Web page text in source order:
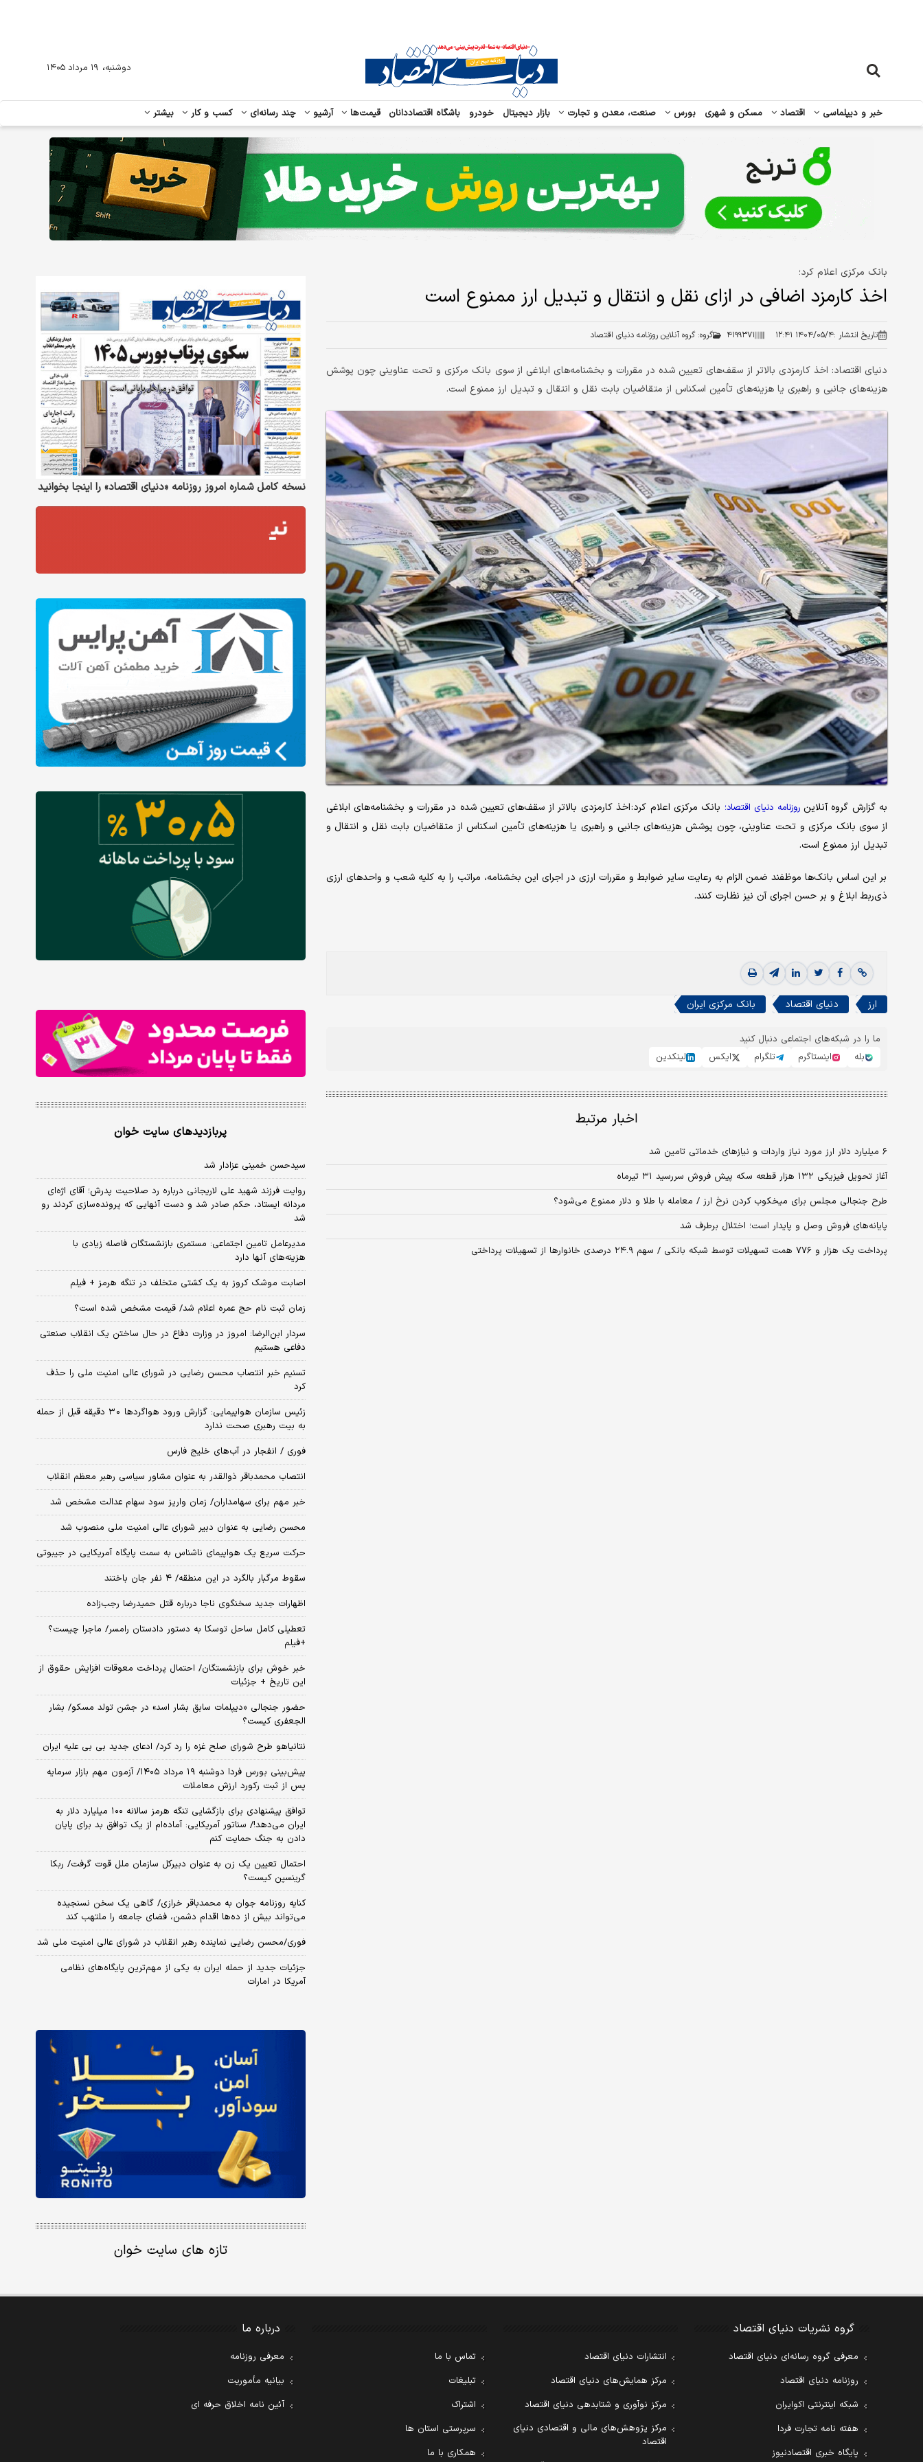
خبر و دیپلماسی اقتصاد مسکن و شهری بورس صنعت، معدن و تجارت بازار دیجیتال خودرو باشگاه اقتصاددانان قیمت‌ها آرشیو چند رسانه‌ای کسب و کار بیشتر
دوشنبه، ۱۹ مرداد ۱۴۰۵
بانک مرکزی اعلام کرد؛
اخذ کارمزد اضافی در ازای نقل و انتقال و تبدیل ارز ممنوع است
تاریخ انتشار :۱۴۰۴/۰۵/۴ ۱۲:۴۱ ۴۱۹۹۳۷۱ گروه: گروه آنلاین روزنامه دنیای اقتصاد
دنیای اقتصاد: اخذ کارمزدی بالاتر از سقف‌های تعیین شده در مقررات و بخشنامه‌های ابلاغی از سوی بانک مرکزی و تحت عناوینی چون پوشش
هزینه‌های جانبی و راهبری یا هزینه‌های تأمین اسکناس از متقاضیان بابت نقل و انتقال و تبدیل ارز ممنوع است.
به گزارش گروه آنلاین روزنامه دنیای اقتصاد؛ بانک مرکزی اعلام کرد: اخذ کارمزدی بالاتر از سقف‌های تعیین شده در مقررات و بخشنامه‌های ابلاغی
از سوی بانک مرکزی و تحت عناوینی، چون پوشش هزینه‌های جانبی و راهبری یا هزینه‌های تأمین اسکناس از متقاضیان بابت نقل و انتقال و
تبدیل ارز ممنوع است.
بر این اساس بانک‌ها موظفند ضمن الزام به رعایت سایر ضوابط و مقررات ارزی در اجرای این بخشنامه، مراتب را به کلیه شعب و واحد‌های ارزی
ذی‌ربط ابلاغ و بر حسن اجرای آن نیز نظارت کنند.
ارز دنیای اقتصاد بانک مرکزی ایران
ما را در شبکه‌های اجتماعی دنبال کنید
بله
اینستاگرم تلگرام ایکس لینکدین
اخبار مرتبط
۶ میلیارد دلار ارز مورد نیاز واردات و نیازهای خدماتی تامین شد
آغاز تحویل فیزیکی ۱۳۲ هزار قطعه سکه پیش فروش سررسید ۳۱ تیرماه
طرح جنجالی مجلس برای میخکوب کردن نرخ ارز / معامله با طلا و دلار ممنوع می‌شود؟
پایانه‌های فروش وصل و پایدار است؛ اختلال برطرف شد
پرداخت یک هزار و ۷۷۶ همت تسهیلات توسط شبکه بانکی / سهم ۲۴.۹ درصدی خانوارها از تسهیلات پرداختی
نسخه کامل شماره امروز روزنامه «دنیای‌ اقتصاد» را اینجا بخوانید
پربازدیدهای سایت خوان
سیدحسن خمینی عزادار شد
روایت فرزند شهید علی لاریجانی درباره رد صلاحیت پدرش؛ آقای اژه‌ای
مردانه ایستاد، حکم صادر شد و دست آنهایی که پرونده‌سازی کردند رو
شد
مدیرعامل تامین اجتماعی: مستمری بازنشستگان فاصله زیادی با
هزینه‌های آنها دارد
اصابت موشک کروز به یک کشتی متخلف در تنگه هرمز + فیلم
زمان ثبت‌ نام حج عمره اعلام شد/ قیمت مشخص شده است؟
سردار ابن‌الرضا: امروز در وزارت دفاع در حال ساختن یک انقلاب صنعتی
دفاعی هستیم
تسنیم خبر انتصاب محسن رضایی در شورای عالی امنیت ملی را حذف
کرد
زئیس سازمان هواپیمایی: گزارش ورود هواگردها ٣٠ دقیقه قبل از حمله
به بیت رهبری صحت ندارد
فوری / انفجار در آب‌های خلیج فارس
انتصاب محمدباقر ذوالقدر به عنوان مشاور سیاسی رهبر معظم انقلاب
خبر مهم برای سهامداران/ زمان واریز سود سهام عدالت مشخص شد
محسن رضایی به عنوان دبیر شورای عالی امنیت ملی منصوب شد
حرکت سریع یک هواپیمای ناشناس به سمت پایگاه آمریکایی در جیبوتی
سقوط مرگبار بالگرد در این منطقه/ ۴ نفر جان باختند
اظهارات جدید سخنگوی ناجا درباره قتل حمیدرضا رجب‌زاده
تعطیلی کامل ساحل توسکا به دستور دادستان رامسر/ ماجرا چیست؟
+فیلم
خبر خوش برای بازنشستگان/ احتمال پرداخت معوقات افزایش حقوق از
این تاریخ + جزئیات
حضور جنجالی «دیپلمات سابق بشار اسد» در جشن تولد مسکو/ بشار
الجعفری کیست؟
نتانیاهو طرح شورای صلح غزه را رد کرد/ ادعای جدید بی بی علیه ایران
​پیش‌بینی بورس فردا دوشنبه ۱۹ مرداد ۱۴۰۵/ آزمون مهم بازار سرمایه
پس از ثبت رکورد ارزش معاملات
توافق پیشنهادی برای بازگشایی تنگه هرمز سالانه ۱۰۰ میلیارد دلار به
ایران می‌دهد!/ سناتور آمریکایی: آماده‌ام از یک توافق بد برای پایان
دادن به جنگ حمایت کنم
احتمال تعیین یک زن به عنوان دبیرکل سازمان ملل قوت گرفت/ ربکا
گرینسپن کیست؟
کنایه روزنامه جوان به محمدباقر خرازی/ گاهی یک سخن نسنجیده
می‌تواند بیش از ده‌ها اقدام دشمن، فضای جامعه را ملتهب کند
فوری/محسن رضایی نماینده رهبر انقلاب در شورای عالی امنیت ملی شد
جزئیات جدید از حمله ایران به یکی از مهم‌ترین پایگاه‌های نظامی
آمریکا در امارات
تازه های سایت خوان
گروه نشریات دنیای اقتصاد
معرفی گروه رسانه‌ای دنیای اقتصاد
روزنامه دنیای اقتصاد
شبکه اینترنتی اکوایران
هفته نامه تجارت فردا
پایگاه خبری اقتصادنیوز
انتشارات دنیای اقتصاد
مرکز همایش‌های دنیای اقتصاد
مرکز نوآوری و شتابدهی دنیای اقتصاد
مرکز پژوهش‌های مالی و اقتصادی دنیای
اقتصاد
تماس با ما
تبلیغات
اشتراک
سرپرستی استان ها
همکاری با ما
درباره ما
معرفی روزنامه
بیانیه مأموریت
آئین نامه اخلاق حرفه ای